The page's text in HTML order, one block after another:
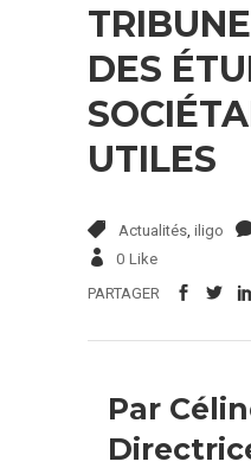
DES
UTILES
Actualités iligo
0 Like
PARTAGER
Par